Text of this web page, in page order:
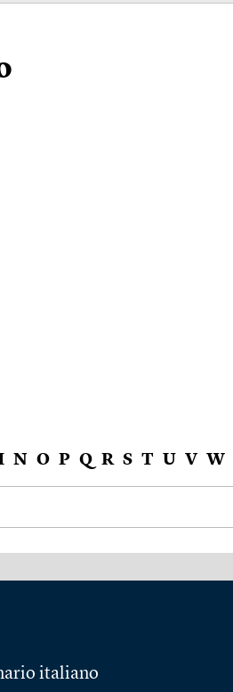
N O P Q R S T U V W
italiano